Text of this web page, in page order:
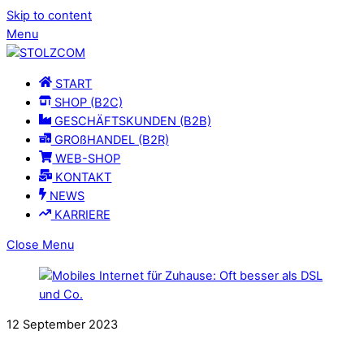
Skip to content
Menu
START
SHOP (B2C)
GESCHÄFTSKUNDEN (B2B)
GROßHANDEL (B2R)
WEB-SHOP
KONTAKT
NEWS
KARRIERE
Close Menu
12 September 2023